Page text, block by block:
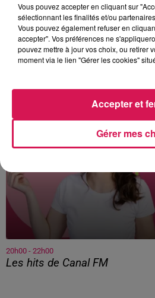
pour Fourmies en R2.
tableau de R3,Bavaya été
le score de 5 à 0.
20h00 - 22h00
Les hits de Canal FM
Vous pouvez accepter en cliquant sur
sélectionnant les finalités et/ou
Vous pouvez également refuser en
accepter". Vos préférences ne
pouvez mettre à jour vos choix, ou retirer
moment via le lien "Gérer les cookies"
Gérer mes
Accepter et